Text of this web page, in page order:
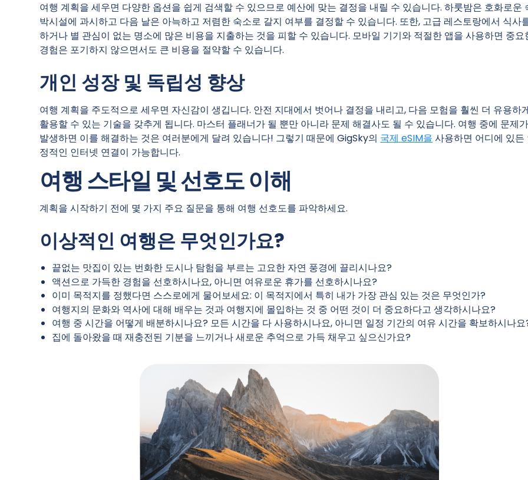
여행 계획을 세우면 다양한 옵션을 쉽게 검색할 수 있으므로 예산에 맞는 결정을 내릴 수 있습니다. 하룻밤은 호화로운
박시설에 과시하고 다음 날은 아늑하고 저렴한 숙소로 갈지 여부를 결정할 수 있습니다. 또한, 고급 레스토랑에서 식사
하거나 별 관심이 없는 명소에 많은 비용을 지출하는 것을 피할 수 있습니다. 모바일 기기와 적절한 앱을 사용하면 중요
경험은 포기하지 않으면서도 큰 비용을 절약할 수 있습니다.
개인 성장 및 독립성 향상
여행 계획을 주도적으로 세우면 자신감이 생깁니다. 안전 지대에서 벗어나 결정을 내리고, 다음 모험을 훨씬 더 유용하
활용할 수 있는 기술을 갖추게 됩니다. 마스터 플래너가 될 뿐만 아니라 문제 해결사도 될 수 있습니다. 여행 중에 문제
발생하면 이를 해결하는 것은 여러분에게 달려 있습니다! 그렇기 때문에 GigSky의 국제 eSIM을 사용하면 어디에 있든
정적인 인터넷 연결이 가능합니다.
여행 스타일 및 선호도 이해
계획을 시작하기 전에 몇 가지 주요 질문을 통해 여행 선호도를 파악하세요.
이상적인 여행은 무엇인가요?
끝없는 맛집이 있는 번화한 도시나 탐험을 부르는 고요한 자연 풍경에 끌리시나요?
액션으로 가득한 경험을 선호하시나요, 아니면 여유로운 휴가를 선호하시나요?
이미 목적지를 정했다면 스스로에게 물어보세요: 이 목적지에서 특히 내가 가장 관심 있는 것은 무엇인가?
여행지의 문화와 역사에 대해 배우는 것과 여행지에 몰입하는 것 중 어떤 것이 더 중요하다고 생각하시나요?
여행 중 시간을 어떻게 배분하시나요? 모든 시간을 다 사용하시나요, 아니면 일정 기간의 여유 시간을 확보하시나
집에 돌아왔을 때 재충전된 기분을 느끼거나 새로운 추억으로 가득 채우고 싶으신가요?